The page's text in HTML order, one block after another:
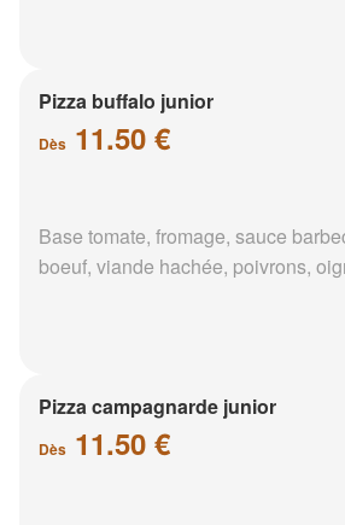
Pizza buffalo junior
Dès 11.50 €
Base tomate, fromage, sauce
boeuf, viande hachée, poivrons,
Pizza campagnarde junior
Dès 11.50 €